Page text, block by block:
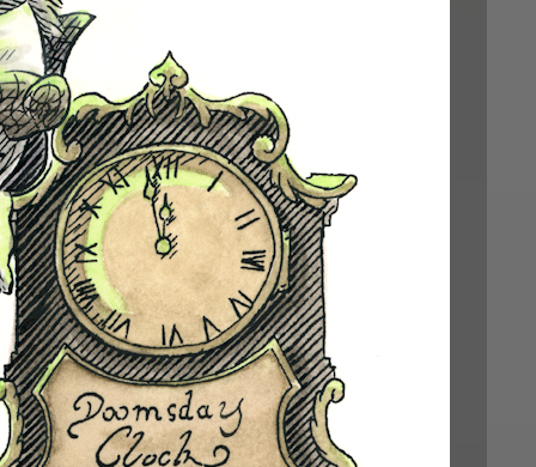
happy new year 12 days after everyone else.
after all. 👽💚🌍